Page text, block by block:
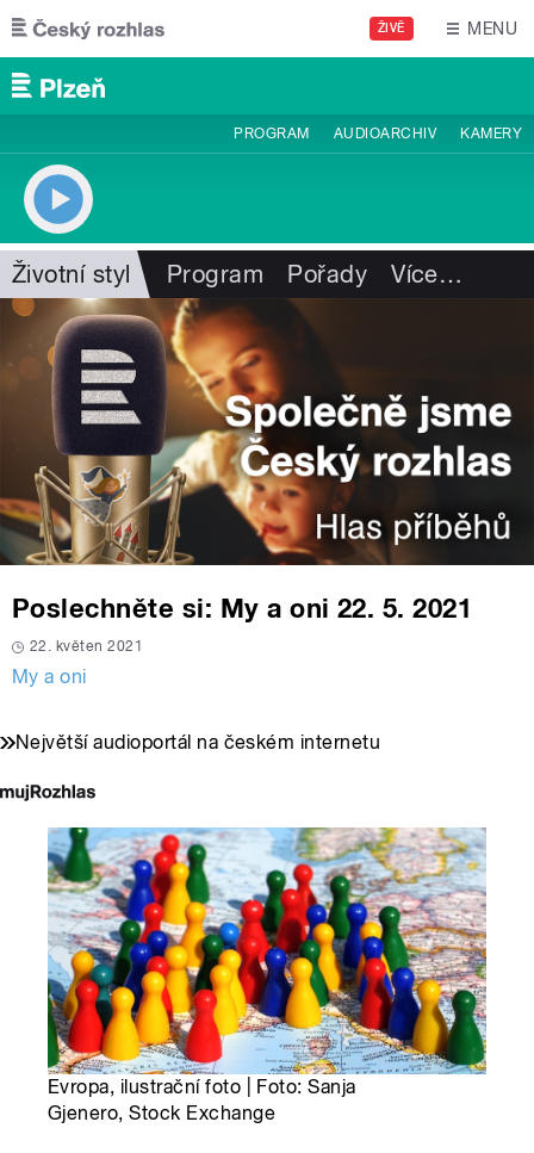
Přejít k hlavnímu obsahu
ŽIVĚ MENU
PROGRAM AUDIOARCHIV KAMERY
Životní styl Program Pořady Více…
Poslechněte si: My a oni 22. 5. 2021
22. květen 2021
My a oni
Největší audioportál na českém internetu
Evropa, ilustrační foto | Foto: Sanja
Gjenero, Stock Exchange